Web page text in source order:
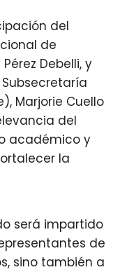
del
de
Debelli, y
Marjorie Cuello
del
académico y
la
será impartido
de
sino también a